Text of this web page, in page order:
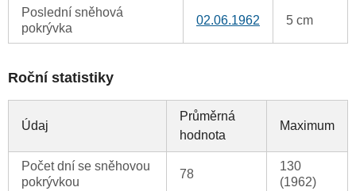
Poslední sněhová
pokrývka
02.06.1962 5 cm
Roční statistiky
Údaj
Průměrná
hodnota
Maximum
Počet dní se sněhovou
pokrývkou
78
130
(1962)